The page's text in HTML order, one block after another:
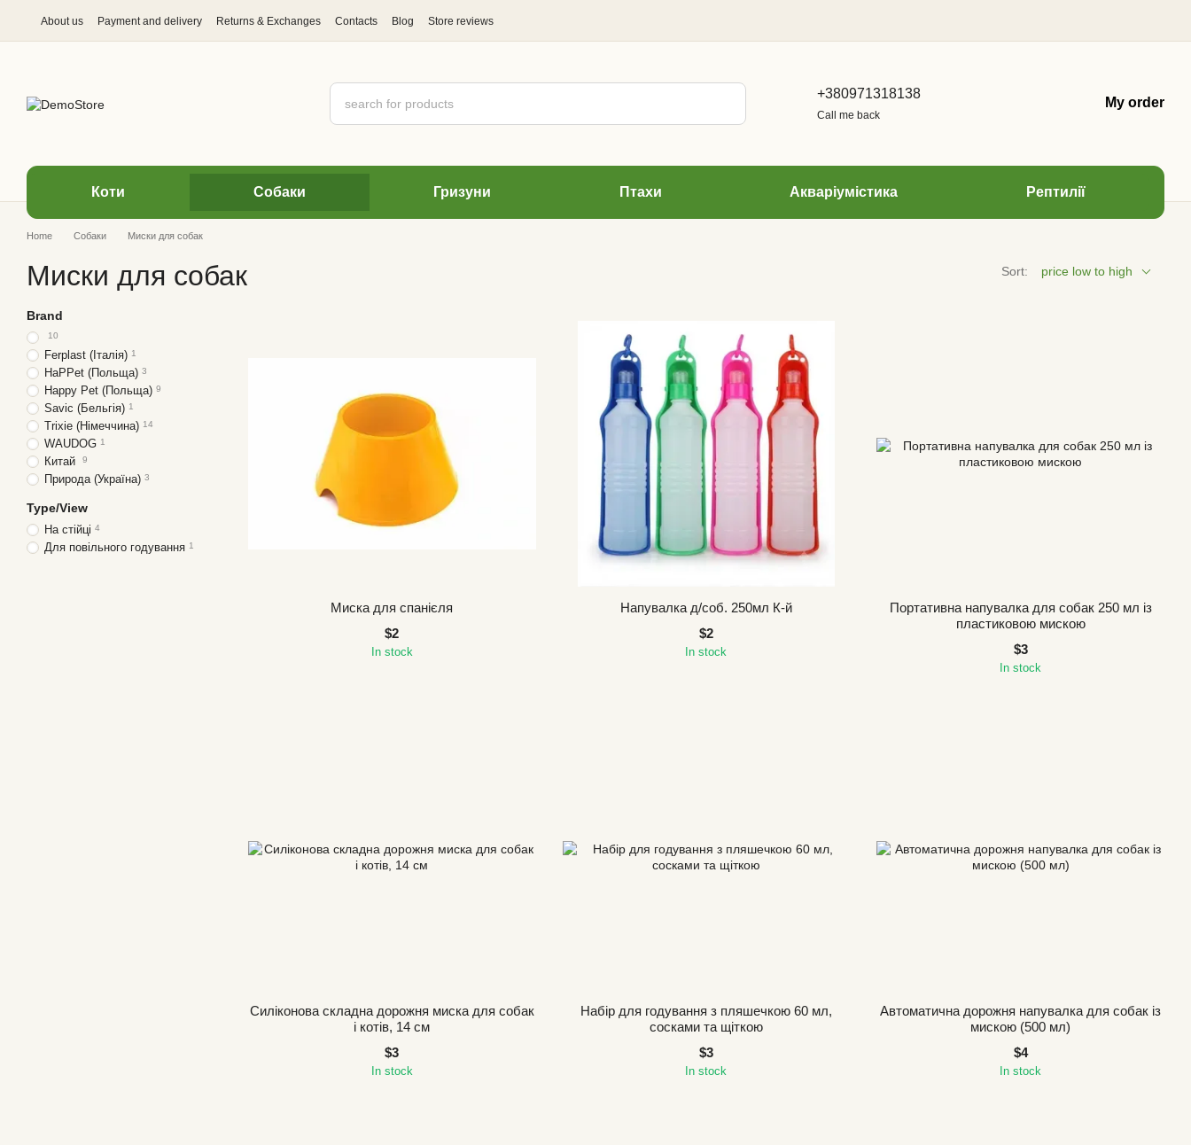
About us Payment and delivery Returns & Exchanges Contacts Blog Store reviews
+380971318138
Call me back
My order
Коти Cобаки Гризуни Птахи Акваріумістика Рептилії
Home Cобаки Миски для собак
Миски для собак Sort: price low to high
Миска для спанієля
$2
In stock
Напувалка д/соб. 250мл К-й
$2
In stock
Портативна напувалка для собак 250 мл із
пластиковою мискою
$3
In stock
Силіконова складна дорожня миска для собак
і котів, 14 см
$3
In stock
Набір для годування з пляшечкою 60 мл,
сосками та щіткою
$3
In stock
Автоматична дорожня напувалка для собак із
мискою (500 мл)
$4
In stock
Brand
10
Ferplast (Італія) 1
HaPPet (Польща) 3
Happy Pet (Польща) 9
Savic (Бельгія) 1
Trixie (Німеччина) 14
WAUDOG 1
Китай 9
Природа (Україна) 3
Type/View
На стійці 4
Для повільного годування 1